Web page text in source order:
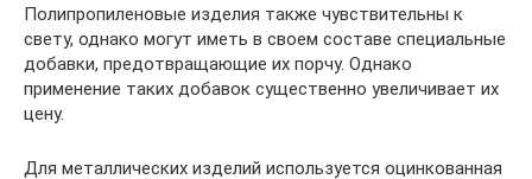
Полипропиленовые изделия также чувствительны к
свету, однако могут иметь в своем составе специальные
добавки, предотвращающие их порчу. Однако
применение таких добавок существенно увеличивает их
цену.
Для металлических изделий используется оцинкованная